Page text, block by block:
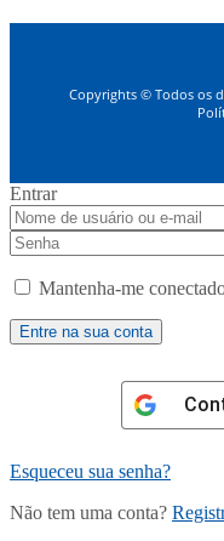
Copyrights © Todos os
Entrar
Mantenha-me
Esqueceu sua senha?
Não tem uma conta?